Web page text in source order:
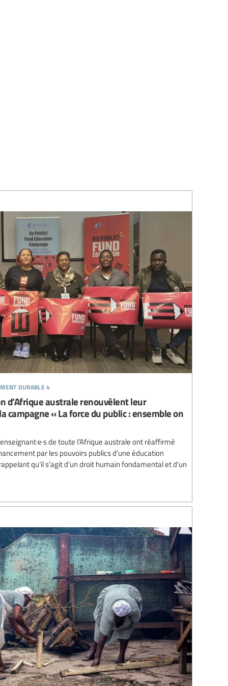
durable 4
d’Afrique australe renouvèlent leur
campagne « La force du public : ensemble on
de toute l’Afrique australe ont réaffirmé
par les pouvoirs publics d’une éducation
qu’il s’agit d'un droit humain fondamental et d'un